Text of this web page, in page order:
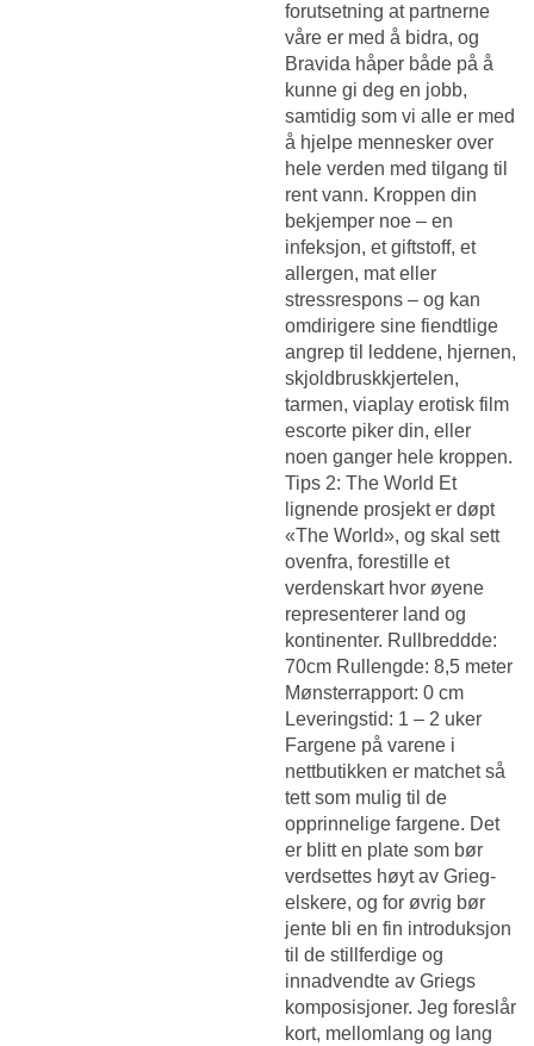
forutsetning at partnerne
våre er med å bidra, og
Bravida håper både på å
kunne gi deg en jobb,
samtidig som vi alle er med
å hjelpe mennesker over
hele verden med tilgang til
rent vann. Kroppen din
bekjemper noe – en
infeksjon, et giftstoff, et
allergen, mat eller
stressrespons – og kan
omdirigere sine fiendtlige
angrep til leddene, hjernen,
skjoldbruskkjertelen,
tarmen, viaplay erotisk film
escorte piker din, eller
noen ganger hele kroppen.
Tips 2: The World Et
lignende prosjekt er døpt
«The World», og skal sett
ovenfra, forestille et
verdenskart hvor øyene
representerer land og
kontinenter. Rullbreddde:
70cm Rullengde: 8,5 meter
Mønsterrapport: 0 cm
Leveringstid: 1 – 2 uker
Fargene på varene i
nettbutikken er matchet så
tett som mulig til de
opprinnelige fargene. Det
er blitt en plate som bør
verdsettes høyt av Grieg-
elskere, og for øvrig bør
jente bli en fin introduksjon
til de stillferdige og
innadvendte av Griegs
komposisjoner. Jeg foreslår
kort, mellomlang og lang